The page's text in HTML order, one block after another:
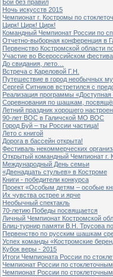
Бои без правил
Ночь искусств 2015
Чемпионат г. Костромы по
Цирк! Цирк! Цирк!
Командный Чемпионат России по
Отчетно-выборная конференция в
Первенство Костромской области
Участие во Всероссийском
До свидания, лето…
Встреча с Кареловой Г.Н.
Путешествие в город необычных
Сергей Ситников встретился с
Реализация программы
Соревнования по шашкам,
Летний праздник хорошего
90-лет ВОС в Галичской МО ВОС
Город Буй – ты России частица!
Лето с книгой
Дорога в бассейн открыта!
Фестиваль некоммерческих
Открытый командный Чемпионат
Международный День семьи
«Двенадцать стульев» в Костроме
Книги - победители конкурса
Проект «Особым детям – особые
Их чувства острее и ярче
Необычный спектакль
70-летию Победы посвящается
Личный Чемпионат Костромской
Блиц-турнир памяти В.Н. Трусова
Первенство по русским шашкам
Успех команды «Костромские
Кубок веры - 2015
Итоги Чемпионата России по
Чемпионат России по
Чемпионат России по